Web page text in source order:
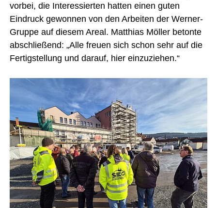
vorbei, die Interessierten hatten einen guten
Eindruck gewonnen von den Arbeiten der Werner-
Gruppe auf diesem Areal. Matthias Möller betonte
abschließend: „Alle freuen sich schon sehr auf die
Fertigstellung und darauf, hier einzuziehen.“